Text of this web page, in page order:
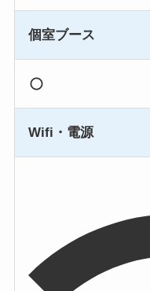
個室ブース
Wifi・電源